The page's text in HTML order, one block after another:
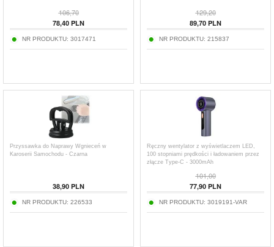
106,70
78,40 PLN
NR PRODUKTU: 3017471
129,20
89,70 PLN
NR PRODUKTU: 215837
Przyssawka do Naprawy Wgnieceń w
Karoserii Samochodu - Czarna
38,90 PLN
NR PRODUKTU: 226533
Ręczny wentylator z wyświetlaczem LED,
100 stopniami prędkości i ładowaniem przez
złącze Type-C - 3000mAh
101,00
77,90 PLN
NR PRODUKTU: 3019191-VAR